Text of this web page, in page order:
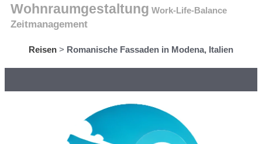
Wohnraumgestaltung Work-Life-Balance
Zeitmanagement
Reisen > Romanische Fassaden in Modena, Italien